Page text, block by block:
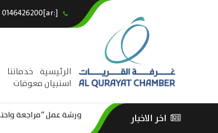
[:ar]966146426200+[:en]+966 0146426200[:]
الرئيسية خدماتنا
استبيان معوقات
اخر الاخبار
ورشة عمل “مراجعة
ورشة عمل : العمـــــل